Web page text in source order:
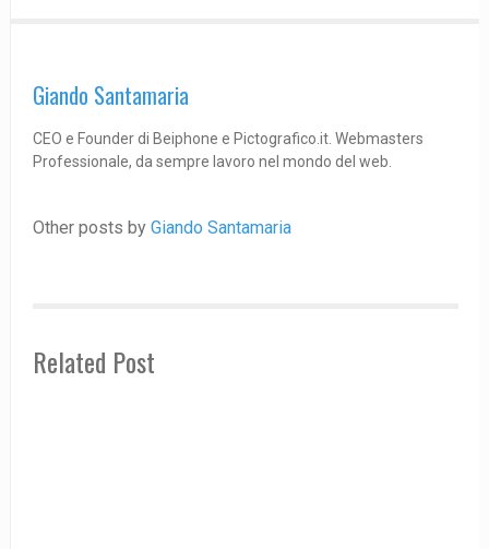
Giando Santamaria
CEO e Founder di Beiphone e Pictografico.it. Webmasters
Professionale, da sempre lavoro nel mondo del web.
Other posts by Giando Santamaria
Related Post